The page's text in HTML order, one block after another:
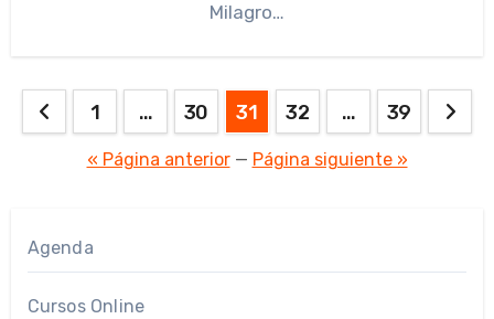
Milagro…
Paginación
1 … 30 31 32 … 39
« Página anterior— Página siguiente »
Agenda
Cursos Online